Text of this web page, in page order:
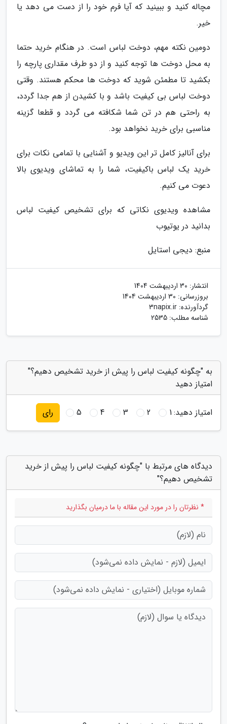
مچاله کنید و ببینید که آیا فرم خود را از دست می دهد یا
خیر.
دومین نکته مهم، دوخت لباس است. در هنگام خرید حتما
به محل دوخت ها توجه کنید و از دو طرف مقداری پارچه را
بکشید تا مطمئن شوید که دوخت ها محکم هستند. وقتی
دوخت لباس بی کیفیت باشد و با کشیدن از هم جدا گردد،
به راحتی هم در تن شما شکافته می گردد و قطعا گزینه
مناسبی برای خرید نخواهد بود.
برای آنالیز کامل تر این ویدیو و آشنایی با تمامی نکات برای
خرید یک لباس باکیفیت، شما را به تماشای ویدیوی بالا
دعوت می کنیم.
مشاهده ویدیوی نکاتی که برای تشخیص کیفیت لباس
بدانید در یوتیوب
منبع: دیجی استایل
انتشار: 30 اردیبهشت 1404
بروزرسانی: 30 اردیبهشت 1404
گردآورنده: 3napix.ir
شناسه مطلب: 2535
به "چگونه کیفیت لباس را پیش از خرید تشخیص دهیم؟"
امتیاز دهید
امتیاز دهید:1
2
3
4
5 رای
دیدگاه های مرتبط با "چگونه کیفیت لباس را پیش از خرید
تشخیص دهیم؟"
* نظرتان را در مورد این مقاله با ما درمیان بگذارید